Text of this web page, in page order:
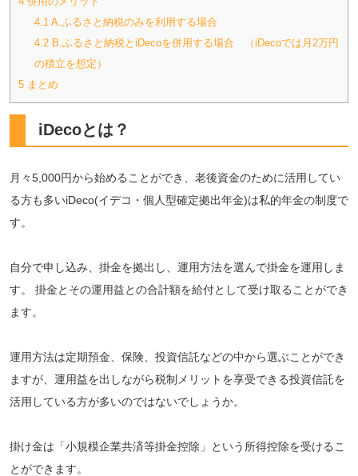
4.1 A.ふるさと納税のみを利用する場合
4.2B.ふるさと納税とiDecoを併用する場合 （iDecoでは月2万円
の積立を想定）
5 まとめ
iDecoとは？
月々5,000円から始めることができ、老後資金のために活用してい
る方も多いiDeco(イデコ・個人型確定拠出年金)は私的年金の制度で
す。
自分で申し込み、掛金を拠出し、運用方法を選んで掛金を運用しま
す。 掛金とその運用益との合計額を給付として受け取ることができ
ます。
運用方法は定期預金、保険、投資信託などの中から選ぶことができ
ますが、運用益を出しながら税制メリットを享受できる投資信託を
活用している方が多いのではないでしょうか。
掛け金は「小規模企業共済等掛金控除」という所得控除を受けるこ
とができます。